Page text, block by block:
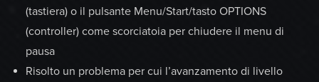
(tastiera) o il pulsante Menu/Start/tasto OPTIONS
(controller) come scorciatoia per chiudere il menu di
pausa
Risolto un problema per cui l’avanzamento di livello